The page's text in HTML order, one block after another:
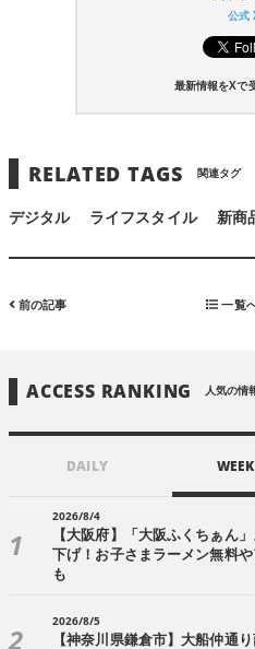
公式
最新情報をXで
RELATED TAGS 関連タグ
デジタル ライフスタイル 新商
前の記事 一覧
ACCESS RANKING 人気の情
DAILY
2026/8/4
【大阪府】「大阪ふくちぁん
下げ！お子さまラーメン無料
も
2026/8/5
【神奈川県鎌倉市】大船仲通